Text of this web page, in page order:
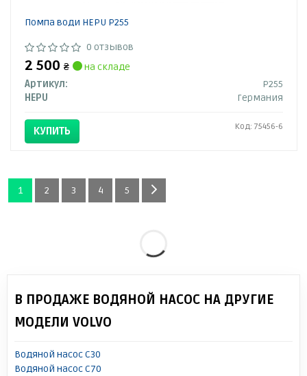
Помпа води HEPU P255
0 отзывов
2 500 ₴
на складе
Артикул:
P255
HEPU
Германия
КУПИТЬ Код: 75456-6
1 2 3 4 5
В ПРОДАЖЕ ВОДЯНОЙ НАСОС НА ДРУГИЕ
МОДЕЛИ VOLVO
Водяной насос C30
Водяной насос C70